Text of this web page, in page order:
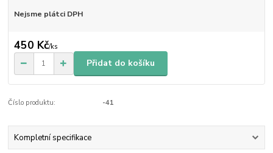
Nejsme plátci DPH
450 Kč/ks
Přidat do košíku
Číslo produktu: -41
Kompletní specifikace